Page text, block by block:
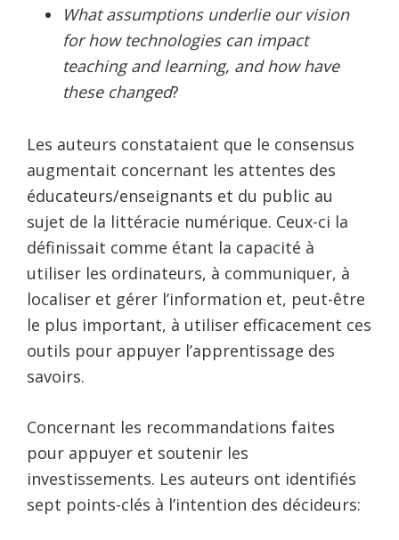
What assumptions underlie our vision
for how technologies can impact
teaching and learning, and how have
these changed?
Les auteurs constataient que le consensus
augmentait concernant les attentes des
éducateurs/enseignants et du public au
sujet de la littéracie numérique. Ceux-ci la
définissait comme étant la capacité à
utiliser les ordinateurs, à communiquer, à
localiser et gérer l’information et, peut-être
le plus important, à utiliser efficacement ces
outils pour appuyer l’apprentissage des
savoirs.
Concernant les recommandations faites
pour appuyer et soutenir les
investissements. Les auteurs ont identifiés
sept points-clés à l’intention des décideurs: